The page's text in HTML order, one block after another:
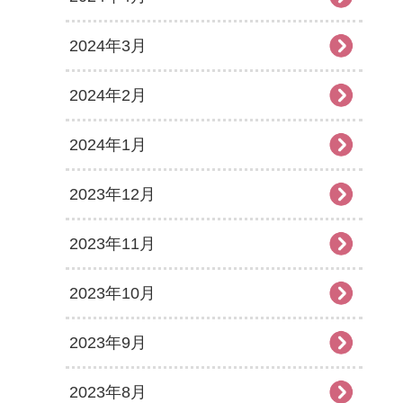
2024年3月
2024年2月
2024年1月
2023年12月
2023年11月
2023年10月
2023年9月
2023年8月